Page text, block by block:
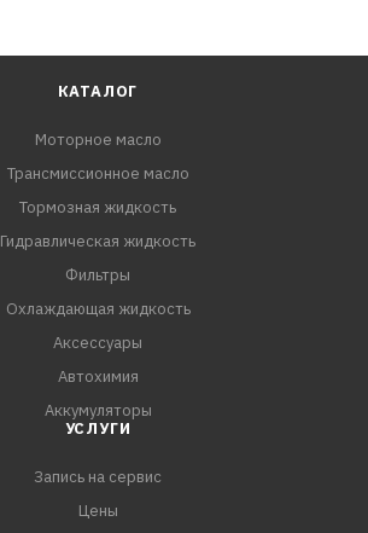
КАТАЛОГ
Моторное масло
Трансмиссионное масло
Тормозная жидкость
Гидравлическая жидкость
Фильтры
Охлаждающая жидкость
Аксессуары
Автохимия
Аккумуляторы
УСЛУГИ
Запись на сервис
Цены